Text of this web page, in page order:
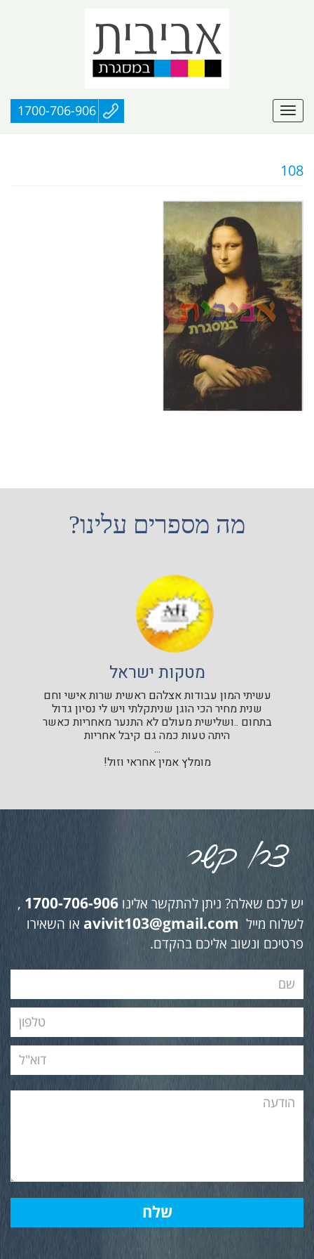
1700-706-906
108
מה מספרים עלינו?
מטקות ישראל
עשיתי המון עבודות אצלהם ראשית שרות אישי וחם
שנית מחיר הכי הוגן שניתקלתי ויש לי נסיון גדול
בתחום ..ושלישית מעולם לא התנער מאחריות כאשר
היתה טעות כמה גם קיבל אחריות
...
מומלץ אמין אחראי וזול!
יש לכם שאלה? ניתן להתקשר אלינו 1700-706-906
,
לשלוח מייל avivit103@gmail.com או השאירו
פרטיכם ונשוב אליכם בהקדם.